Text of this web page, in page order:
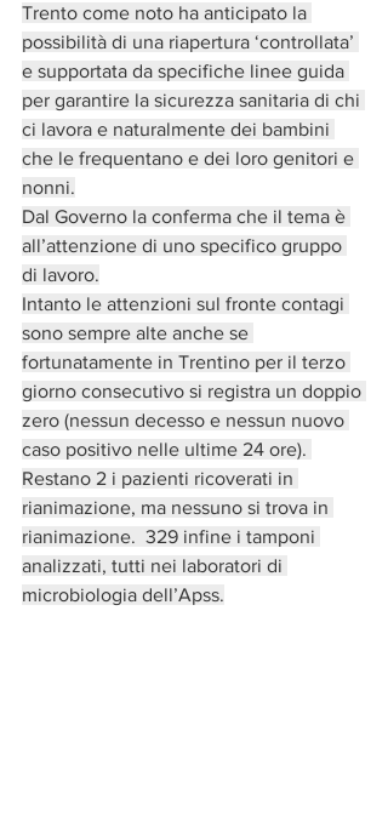
Trento come noto ha anticipato la
possibilità di una riapertura ‘controllata’
e supportata da specifiche linee guida
per garantire la sicurezza sanitaria di chi
ci lavora e naturalmente dei bambini
che le frequentano e dei loro genitori e
nonni.
Dal Governo la conferma che il tema è
all’attenzione di uno specifico gruppo
di lavoro.
Intanto le attenzioni sul fronte contagi
sono sempre alte anche se
fortunatamente in Trentino per il terzo
giorno consecutivo si registra un doppio
zero (nessun decesso e nessun nuovo
caso positivo nelle ultime 24 ore).
Restano 2 i pazienti ricoverati in
rianimazione, ma nessuno si trova in
rianimazione.  329 infine i tamponi
analizzati, tutti nei laboratori di
microbiologia dell’Apss.